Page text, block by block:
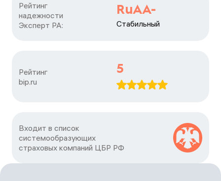
Рейтинг
надежности
Эксперт РА:
RuAA-
Стабильный
Рейтинг
bip.ru
5
Входит в список
системообразующих
страховых компаний ЦБP РФ